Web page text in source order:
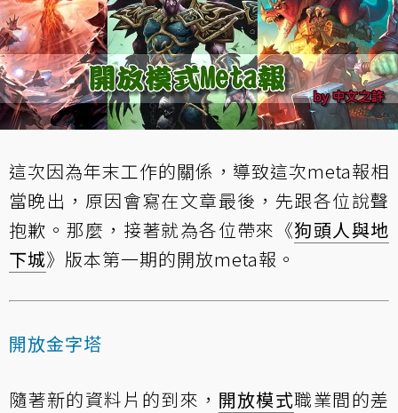
這次因為年末工作的關係，導致這次meta報相
當晚出，原因會寫在文章最後，先跟各位說聲
抱歉。那麼，接著就為各位帶來《狗頭人與地
下城》版本第一期的開放meta報。
開放金字塔
隨著新的資料片的到來， 開放模式職業間的差